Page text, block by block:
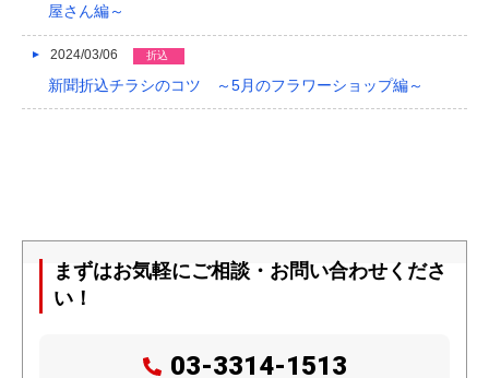
屋さん編～
2024/03/06 折込
新聞折込チラシのコツ ～5月のフラワーショップ編～
まずはお気軽にご相談・お問い合わせくださ
い！
03-3314-1513